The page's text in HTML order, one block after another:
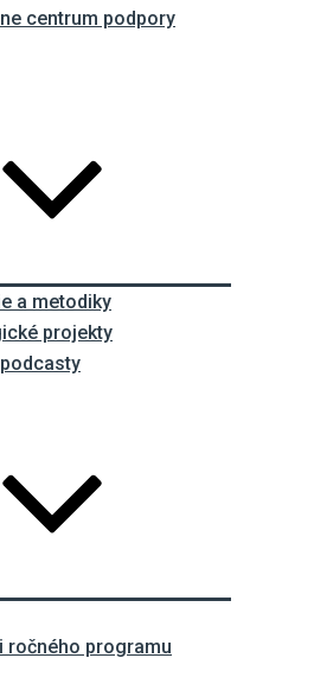
centrum podpory
a metodiky
projekty
ročného programu